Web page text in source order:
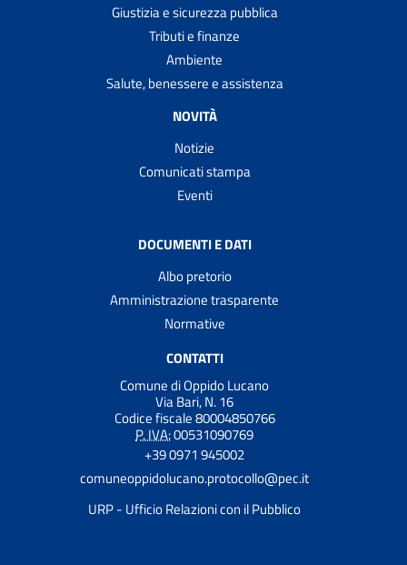
Giustizia e sicurezza pubblica
Tributi e finanze
Ambiente
Salute, benessere e assistenza
NOVITÀ
Notizie
Comunicati stampa
Eventi
DOCUMENTI E DATI
Albo pretorio
Amministrazione trasparente
Normative
CONTATTI
Comune di Oppido Lucano
Via Bari, N. 16
Codice fiscale 80004850766
P. IVA:00531090769
+39 0971 945002
comuneoppidolucano.protocollo@pec.it
URP - Ufficio Relazioni con il Pubblico